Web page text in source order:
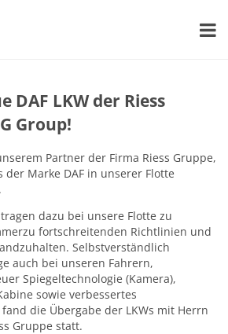
DAF LKW der Riess
Group!
Partner der Firma Riess Gruppe,
Marke DAF in unserer Flotte
tragen dazu bei unsere Flotte zu
fortschreitenden Richtlinien und
Selbstverständlich
auch bei unseren Fahrern,
Spiegeltechnologie (Kamera),
sowie verbessertes
die Übergabe der LKWs mit Herrn
Gruppe statt.